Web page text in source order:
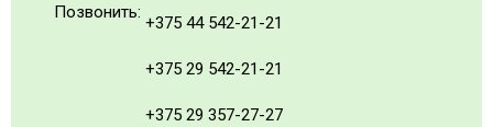
Позвонить:
+375 44 542-21-21
+375 29 542-21-21
+375 29 357-27-27